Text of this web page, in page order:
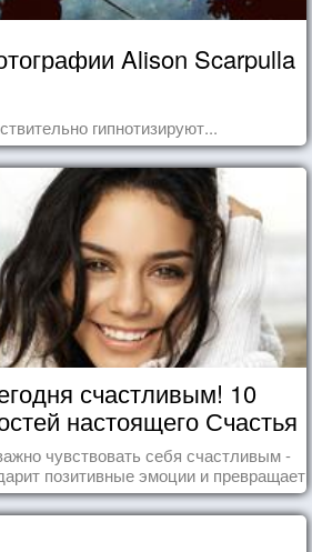
Alison Scarpulla
гипнотизируют...
счастливым! 10
настоящего Счастья
чувствовать себя счастливым -
позитивные эмоции и превращает
в маленький праздник.